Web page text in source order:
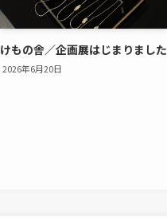
けもの舎／企画展はじまりました
2026年6月20日